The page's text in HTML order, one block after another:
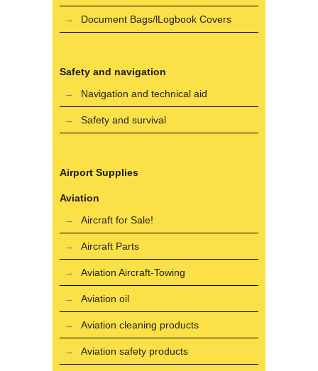
Document Bags/lLogbook Covers
Safety and navigation
Navigation and technical aid
Safety and survival
Airport Supplies
Aviation
Aircraft for Sale!
Aircraft Parts
Aviation Aircraft-Towing
Aviation oil
Aviation cleaning products
Aviation safety products